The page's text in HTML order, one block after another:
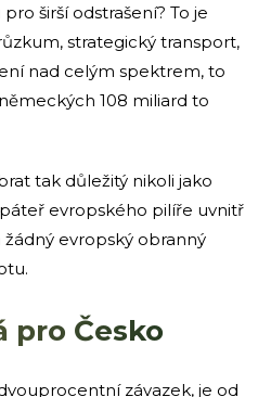
širší odstrašení? To je
strategický transport,
nad celým spektrem, to
108 miliard to
tak důležitý nikoli jako
evropského pilíře uvnitř
evropský obranný
pro Česko
závazek, je od